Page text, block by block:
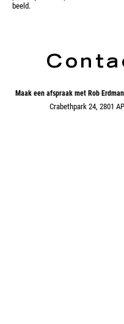
beeld.
Maak een afspraak met Rob
Crabethpark 24, 2801